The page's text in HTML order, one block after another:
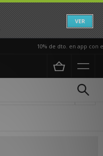
VER
10% de dto. en app con